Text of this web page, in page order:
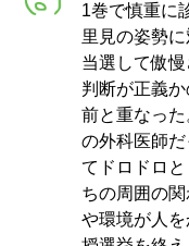
1巻で慎重に
里見の姿勢
当選して傲
判断が正義
前と重なっ
の外科医師
てドロドロ
ちの周囲の
や環境が人